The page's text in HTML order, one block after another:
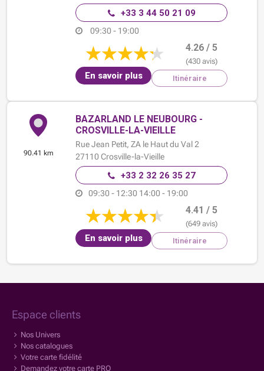
+33 3 44 50 21 09
09:30 - 19:00
4.26 / 5
(430 avis)
En savoir plus Itinéraire
90.41 km
BAZARLAND LE NEUBOURG -
CROSVILLE-LA-VIEILLE
Rue Jean Petit, ZA le Haut du Val 2
27110 Crosville-la-Vieille
+33 2 32 26 35 27
09:30 - 12:30 14:00 - 19:00
4.41 / 5
(649 avis)
En savoir plus Itinéraire
Espace clients
Nos Univers
Nos catalogues
Votre carte fidélité
Demandez votre carte PRO